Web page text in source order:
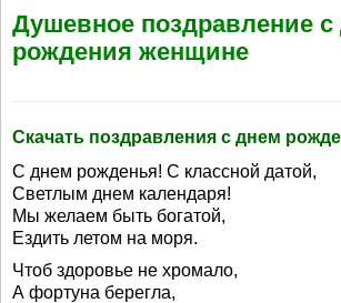
Душевное поздравление с
рождения женщине
Скачать поздравления с днем
С днем рожденья! С классной датой,
Светлым днем календаря!
Мы желаем быть богатой,
Ездить летом на моря.
Чтоб здоровье не хромало,
А фортуна берегла,